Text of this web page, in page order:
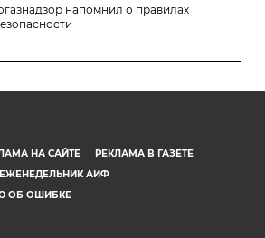
напомнил о правилах
НА САЙТЕ
РЕКЛАМА В ГАЗЕТЕ
АИФ
ОБ ОШИБКЕ